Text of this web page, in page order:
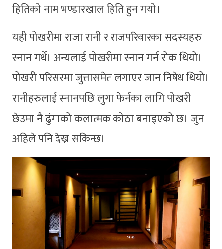
हितिको नाम भण्डारखाल हिति हुन गयो।
यही पोखरीमा राजा रानी र राजपरिवारका सदस्यहरु
स्नान गर्थे। अन्यलाई पोखरीमा स्नान गर्न रोक थियो।
पोखरी परिसरमा जुत्तासमेत लगाएर जान निषेध थियो।
रानीहरुलाई स्नानपछि लुगा फेर्नका लागि पोखरी
छेउमा नै ढुंगाको कलात्मक कोठा बनाइएको छ। जुन
अहिले पनि देख्न सकिन्छ।